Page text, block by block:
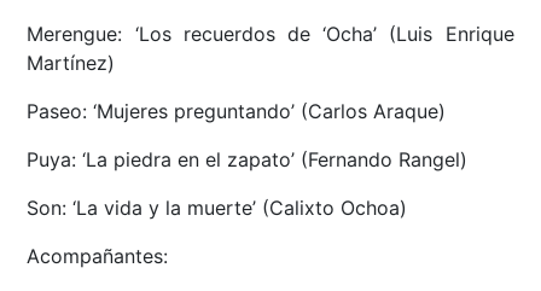
Merengue: ‘Los recuerdos de ‘Ocha’ (Luis Enrique
Martínez)
Paseo: ‘Mujeres preguntando’ (Carlos Araque)
Puya: ‘La piedra en el zapato’ (Fernando Rangel)
Son: ‘La vida y la muerte’ (Calixto Ochoa)
Acompañantes: